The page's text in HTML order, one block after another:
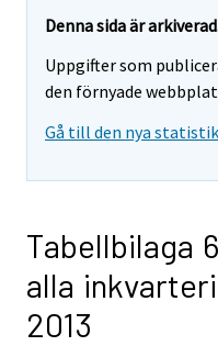
Denna sida är
Uppgifter som
den förnyade
Gå till den nya
Tabellbilaga
alla
2013